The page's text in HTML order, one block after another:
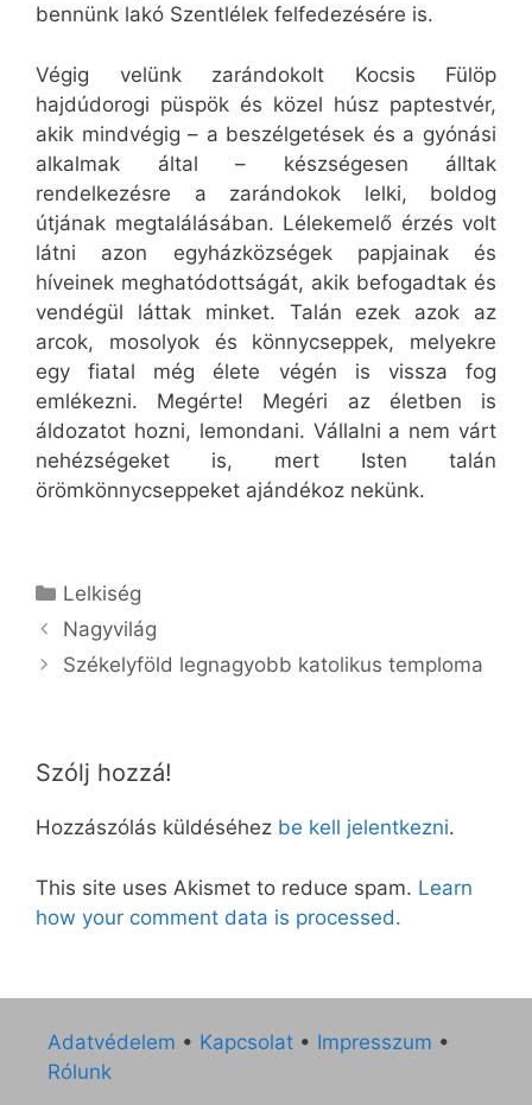
bennünk lakó Szentlélek felfedezésére is.
Végig velünk zarándokolt Kocsis Fülöp
hajdúdorogi püspök és közel húsz paptestvér,
akik mindvégig – a beszélgetések és a gyónási
alkalmak által – készségesen álltak
rendelkezésre a zarándokok lelki, boldog
útjának megtalálásában. Lélekemelő érzés volt
látni azon egyházközségek papjainak és
híveinek meghatódottságát, akik befogadtak és
vendégül láttak minket. Talán ezek azok az
arcok, mosolyok és könnycseppek, melyekre
egy fiatal még élete végén is vissza fog
emlékezni. Megérte! Megéri az életben is
áldozatot hozni, lemondani. Vállalni a nem várt
nehézségeket is, mert Isten talán
örömkönnycseppeket ajándékoz nekünk.
Kategória
Lelkiség
Nagyvilág
Székelyföld legnagyobb katolikus temploma
Szólj hozzá!
Hozzászólás küldéséhez be kell jelentkezni.
This site uses Akismet to reduce spam. Learn
how your comment data is processed.
Adatvédelem • Kapcsolat • Impresszum •
Rólunk